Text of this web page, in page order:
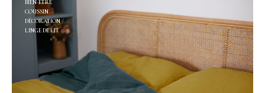
BIEN-ÊTRE
COUSSIN
DÉCORATION
LINGE DE LIT